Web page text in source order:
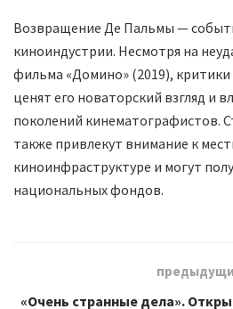
Возвращение Де Пальмы —
киноиндустрии. Несмотря на
фильма «Домино» (2019),
ценят его новаторский взгляд и
поколений кинематографистов.
также привлекут внимание к
киноинфраструктуре и могут
национальных фондов.
«Очень странные дела».